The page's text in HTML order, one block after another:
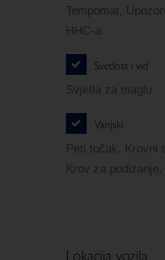
Tempomat,
HHC-a
Svetlost i vid
Svjetla za maglu
Vanjski
Peti točak, Krovni
Krov za
Lokacija vozila